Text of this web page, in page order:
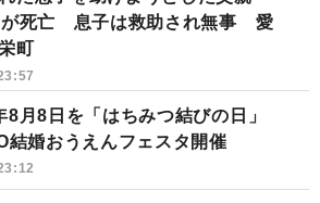
が死亡 息子は救助され無事 愛
町
8月8日を「はちみつ結びの日」
結婚おうえんフェスタ開催